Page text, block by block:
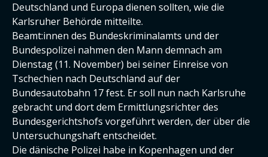
Deutschland und Europa dienen sollten, wie die
Karlsruher Behörde mitteilte.
Beamt:innen des Bundeskriminalamts und der
Bundespolizei nahmen den Mann demnach am
Dienstag (11. November) bei seiner Einreise von
Tschechien nach Deutschland auf der
Bundesautobahn 17 fest. Er soll nun nach Karlsruhe
gebracht und dort dem Ermittlungsrichter des
Bundesgerichtshofs vorgeführt werden, der über die
Untersuchungshaft entscheidet.
Die dänische Polizei habe in Kopenhagen und der